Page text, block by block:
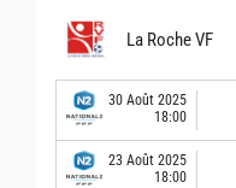
La Roche VF
30 Août 2025
18:00
23 Août 2025
18:00